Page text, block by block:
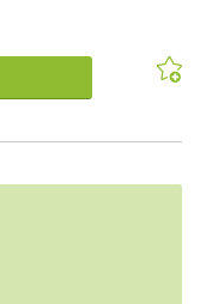
BH Shopping,
de acesso.
Lago. Clima